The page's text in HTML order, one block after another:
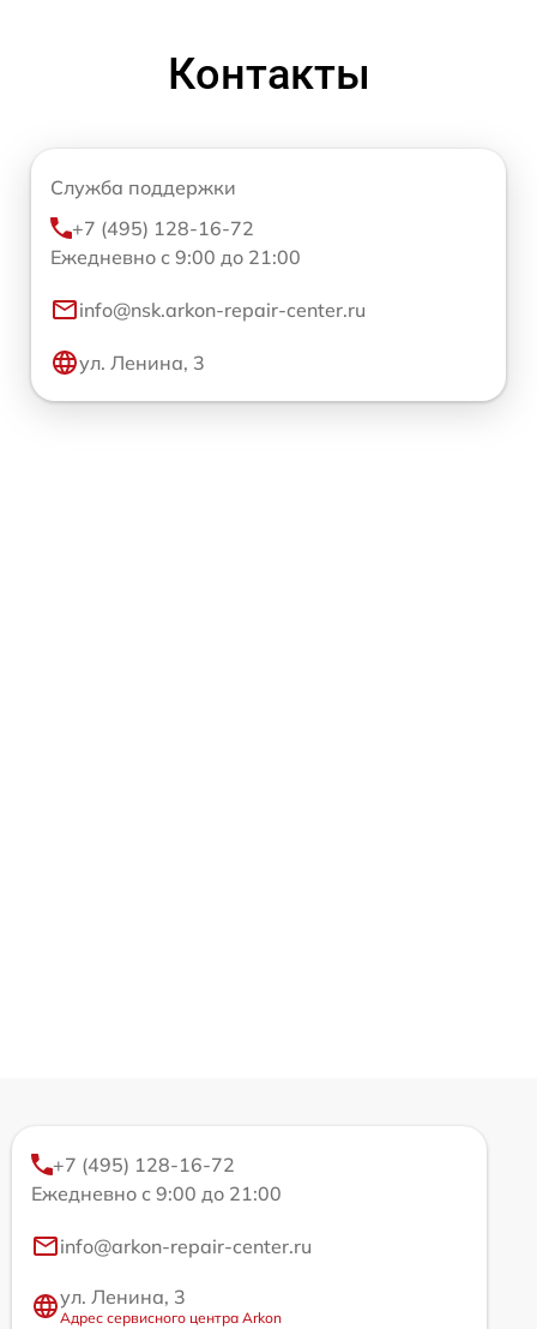
Контакты
Служба поддержки
+7 (495) 128-16-72
Ежедневно с 9:00 до 21:00
info@nsk.arkon-repair-center.ru
ул. Ленина, 3
+7 (495) 128-16-72
Ежедневно с 9:00 до 21:00
info@arkon-repair-center.ru
ул. Ленина, 3
Адрес сервисного центра Arkon